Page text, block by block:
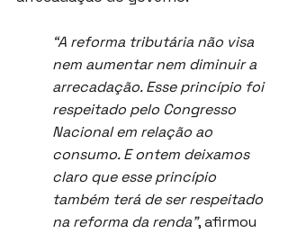
“A reforma tributária não visa
nem aumentar nem diminuir a
arrecadação. Esse princípio foi
respeitado pelo Congresso
Nacional em relação ao
consumo. E ontem deixamos
claro que esse princípio
também terá de ser respeitado
na reforma da renda”, afirmou